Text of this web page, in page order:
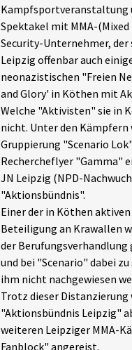
Kampfsportveranstaltung
Spektakel mit MMA-
Security-Unternehmer,
Leipzig offenbar auch
neonazistischen "Freien
and Glory' in Köthen mit
Welche "Aktivisten" sie in
nicht. Unter den Kämpfern
Gruppierung "Scenario
Rechercheflyer "Gamma"
JN Leipzig (NPD-
"Aktionsbündnis".
Einer der in Köthen
Beteiligung an Krawallen
der Berufungsverhandlung
und bei "Scenario" dabei
ihm nicht nachgewiesen
Trotz dieser Distanzierung
"Aktionsbündnis Leipzig"
weiteren Leipziger MMA-
Fanblock" angereist.